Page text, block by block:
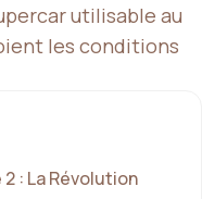
utilisable au
les conditions
: La Révolution